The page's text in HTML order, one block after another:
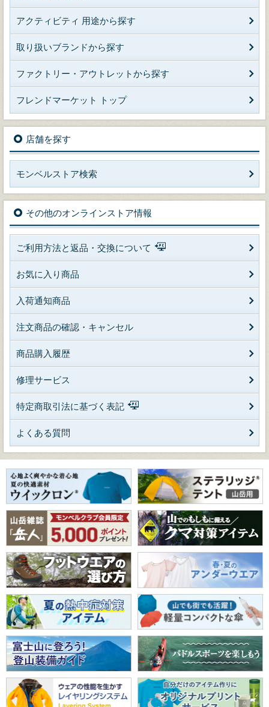
アクティビティ 用途から探す
取り扱いブランドから探す
ファクトリー・アウトレットから探す
フレンドマーケット トップ
店舗を探す
モンベルストア検索
その他のオンラインストア情報
ご利用方法と返品・交換について
お気に入り商品
入荷通知商品
注文商品の確認・キャンセル
商品購入履歴
修理サービス
特定商取引法に基づく表記
よくある質問